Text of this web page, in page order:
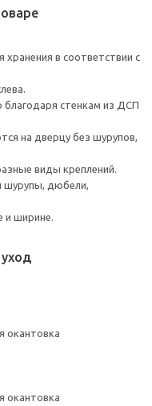
хранения в соответствии с
благодаря стенкам из ДСП
на дверцу без шурупов,
виды креплений.
дюбели,
и ширине.
окантовка
окантовка